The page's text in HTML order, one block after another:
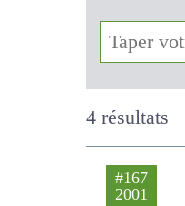
4 résultats
#167
2001